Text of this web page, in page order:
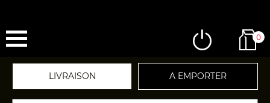
0
LIVRAISON A EMPORTER